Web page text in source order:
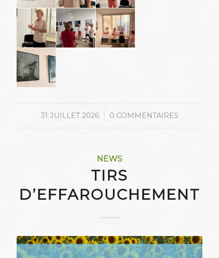
31 JUILLET 2026
/ 0 COMMENTAIRES
NEWS
TIRS
D’EFFAROUCHEMENT